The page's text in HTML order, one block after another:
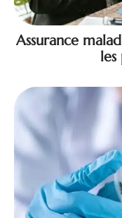
Assurance
les